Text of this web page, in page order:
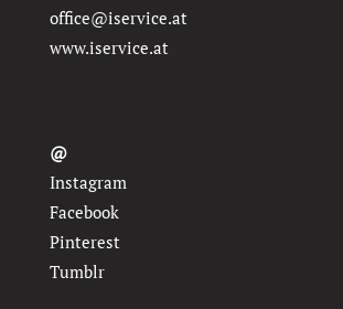
office@iservice.at
www.iservice.at
@
Instagram
Facebook
Pinterest
Tumblr